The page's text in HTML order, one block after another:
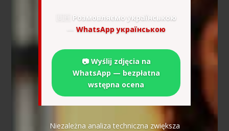
🇺🇦 Розмовляємо українською
— WhatsApp українською
📷 Wyślij zdjęcia na
WhatsApp — bezpłatna
wstępna ocena
Niezależna analiza techniczna zwiększa